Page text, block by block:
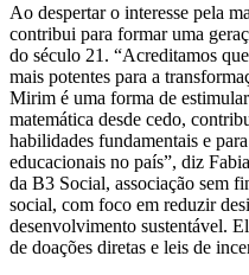
Ao despertar o interesse pela
contribui para formar uma
do século 21. “Acreditamos
mais potentes para a
Mirim é uma forma de
matemática desde cedo,
habilidades fundamentais e
educacionais no país”, diz
da B3 Social, associação sem
social, com foco em reduzir
desenvolvimento sustentável.
de doações diretas e leis de